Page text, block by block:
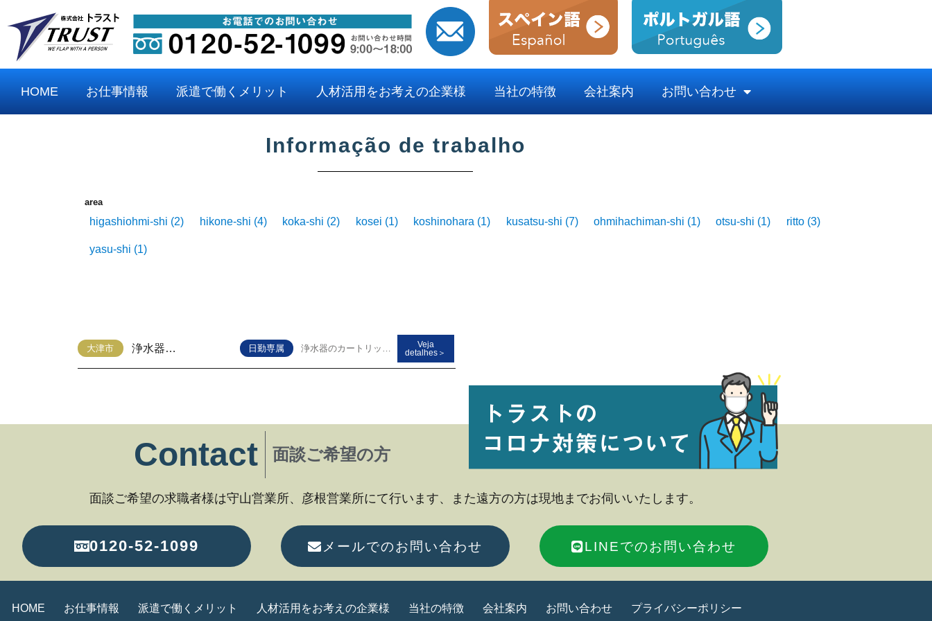
HOME お仕事情報 派遣で働くメリット 人材活用をお考えの企業様 当社の特徴 会社案内 お問い合わせ
Informação de trabalho
area
higashiohmi-shi (2) hikone-shi (4) koka-shi (2) kosei (1) koshinohara (1) kusatsu-shi (7) ohmihachiman-shi (1) otsu-shi (1) ritto(3)
yasu-shi (1)
大津市 浄水器のカートリッジの組立・検査・梱包 日勤専属 浄水器のカートリッジの組立・検査・梱包
Veja
detalhes＞
Contact 面談ご希望の方
面談ご希望の求職者様は守山営業所、彦根営業所にて行います、また遠方の方は現地までお伺いいたします。
0120-52-1099 メールでのお問い合わせ LINEでのお問い合わせ
HOME お仕事情報 派遣で働くメリット 人材活用をお考えの企業様 当社の特徴 会社案内 お問い合わせ プライバシーポリシー